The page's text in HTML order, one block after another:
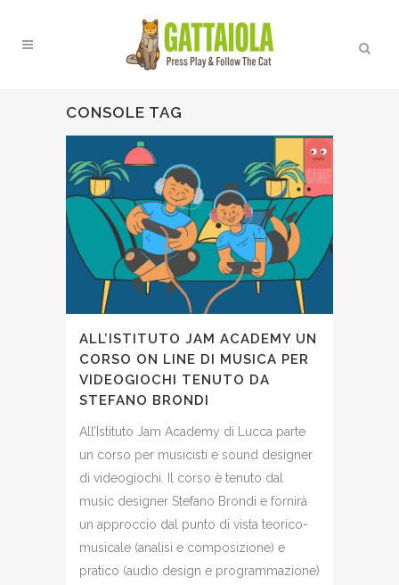
CONSOLE TAG
ALL’ISTITUTO JAM ACADEMY UN
CORSO ON LINE DI MUSICA PER
VIDEOGIOCHI TENUTO DA
STEFANO BRONDI
All’Istituto Jam Academy di Lucca parte
un corso per musicisti e sound designer
di videogiochi. Il corso è tenuto dal
music designer Stefano Brondi e fornirà
un approccio dal punto di vista teorico-
musicale (analisi e composizione) e
pratico (audio design e programmazione)